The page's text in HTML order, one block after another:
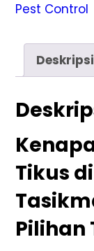
Pest Control
Deskripsi
Tikus
Pilihan